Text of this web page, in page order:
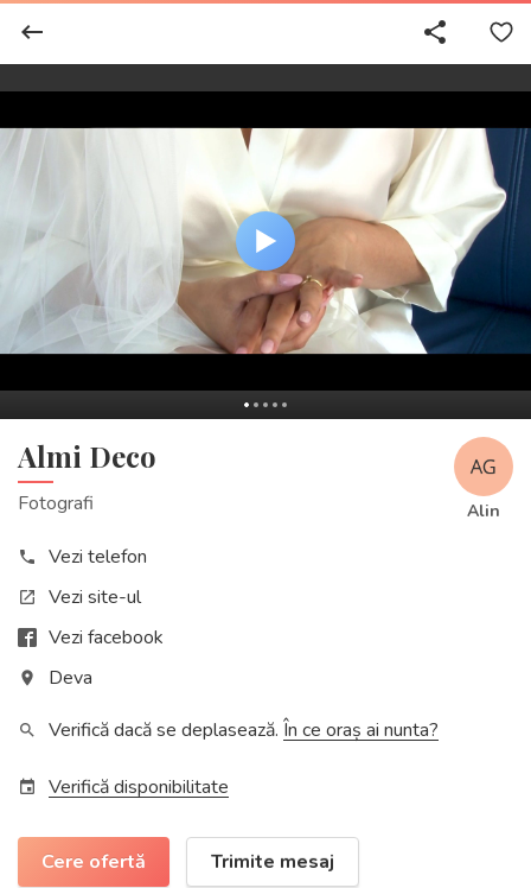
keyboard_backspace share
Play Mute
Almi Deco
Fotografi Alin
phone Vezi telefon
open_in_new
Vezi site-ul
Vezi facebook
place Deva
search Verifică dacă se deplasează. În ce oraș ai nunta?
event Verifică disponibilitate
Cere ofertă Trimite mesaj